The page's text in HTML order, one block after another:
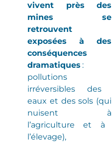
vivent près des
mines se
retrouvent
exposées à des
conséquences
dramatiques :
pollutions
irréversibles des
eaux et des sols (qui
nuisent à
l’agriculture et à
l’élevage),